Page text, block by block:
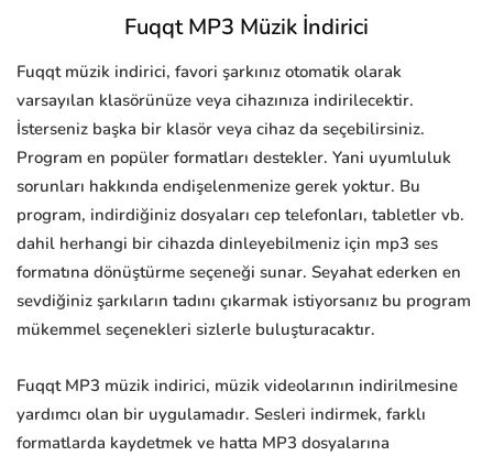
Fuqqt MP3 Müzik İndirici
Fuqqt müzik indirici, favori şarkınız otomatik olarak
varsayılan klasörünüze veya cihazınıza indirilecektir.
İsterseniz başka bir klasör veya cihaz da seçebilirsiniz.
Program en popüler formatları destekler. Yani uyumluluk
sorunları hakkında endişelenmenize gerek yoktur. Bu
program, indirdiğiniz dosyaları cep telefonları, tabletler vb.
dahil herhangi bir cihazda dinleyebilmeniz için mp3 ses
formatına dönüştürme seçeneği sunar. Seyahat ederken en
sevdiğiniz şarkıların tadını çıkarmak istiyorsanız bu program
mükemmel seçenekleri sizlerle buluşturacaktır.
Fuqqt MP3 müzik indirici, müzik videolarının indirilmesine
yardımcı olan bir uygulamadır. Sesleri indirmek, farklı
formatlarda kaydetmek ve hatta MP3 dosyalarına